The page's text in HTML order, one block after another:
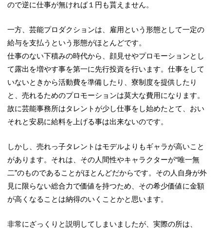
ので逆に仕事が無ければ１円も貰えません。
一方、芸能プロダクションは、雇用という形態として一定の
給与を支払うという形態がほとんどです。
仕事のない下積みの時代から、顔見せやプロモーションとし
て露出を増やす事を第一に先行投資を行います。仕事をして
いないときから活動費を準備したり、寮制度を提供したり
と、売れるためのプロモーションは莫大な費用になります。
故に芸能事務所はタレントが少し仕事をし始めたとて、おい
それと安易に給料を上げる事は出来ないのです。
しかし、売れっ子タレントはモデルよりもギャラが高いこと
があります。それは、その人間性やキャラクターが“唯一無
二”のものであることがほとんどだからです。その人自身が外
見に限らない総合力で価値を持つため、その希少価値に金額
が高くなることは納得のいくことかと思います。
非常にざっくりと説明してしまいましたが、実際の所は、